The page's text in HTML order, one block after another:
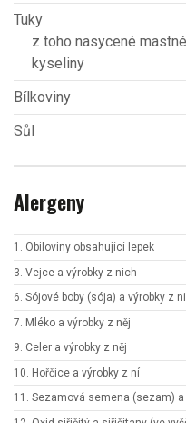
Tuky
z toho nasycené mastné
kyseliny
Bílkoviny
Sůl
Alergeny
1. Obiloviny obsahující lepek
3. Vejce a výrobky z nich
6. Sójové boby (sója) a výrobky z
7. Mléko a výrobky z něj
9. Celer a výrobky z něj
10. Hořčice a výrobky z ní
11. Sezamová semena (sezam) a